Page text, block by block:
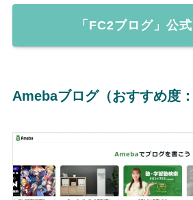
「FC2ブログ」公
Amebaブログ（おすすめ度：